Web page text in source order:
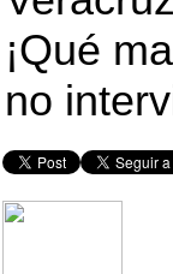
¡Qué
no